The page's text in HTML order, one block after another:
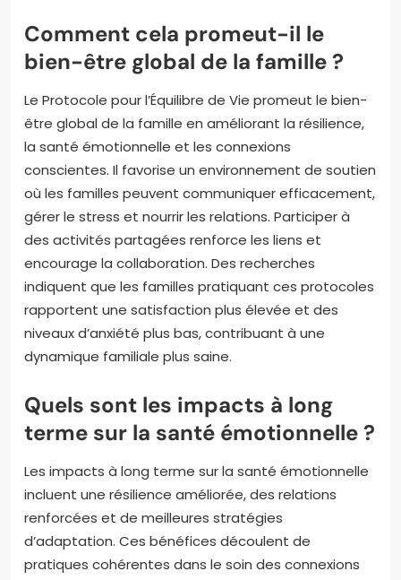
Comment cela promeut-il le
bien-être global de la famille ?
Le Protocole pour l’Équilibre de Vie promeut le bien-
être global de la famille en améliorant la résilience,
la santé émotionnelle et les connexions
conscientes. Il favorise un environnement de soutien
où les familles peuvent communiquer efficacement,
gérer le stress et nourrir les relations. Participer à
des activités partagées renforce les liens et
encourage la collaboration. Des recherches
indiquent que les familles pratiquant ces protocoles
rapportent une satisfaction plus élevée et des
niveaux d’anxiété plus bas, contribuant à une
dynamique familiale plus saine.
Quels sont les impacts à long
terme sur la santé émotionnelle ?
Les impacts à long terme sur la santé émotionnelle
incluent une résilience améliorée, des relations
renforcées et de meilleures stratégies
d’adaptation. Ces bénéfices découlent de
pratiques cohérentes dans le soin des connexions